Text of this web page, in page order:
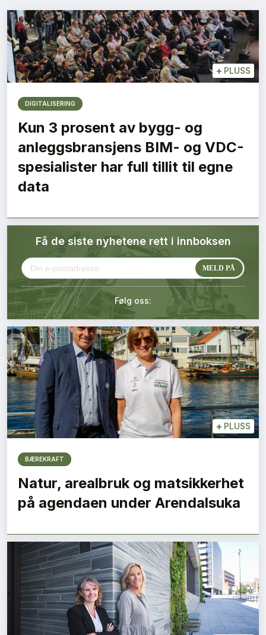
Bærekraft
Digitalisering
Eiendom
Øvrige
Tips redaksjonen
Annonsering
Abonnement Pluss
Kontakt oss
Login
+ PLUSS
DIGITALISERING
Kun 3 prosent av bygg- og
anleggsbransjens BIM- og VDC-
spesialister har full tillit til egne
data
Få de siste nyhetene rett i innboksen
Følg oss:
+ PLUSS
BÆREKRAFT
Natur, arealbruk og matsikkerhet
på agendaen under Arendalsuka